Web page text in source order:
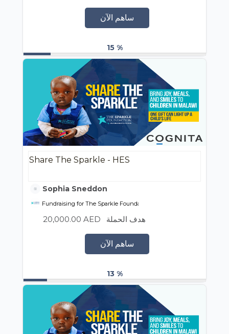
ساهم الآن
15 %
Share The Sparkle - HES
Sophia Sneddon
Fundraising for The Sparkle Foundation
هدف الحملة 20,000.00 AED
ساهم الآن
13 %